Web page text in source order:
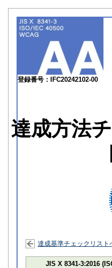
登録番号：IFC20242102-00
達成方法
達成基準チェックリスト
JIS X 8341-3:2016